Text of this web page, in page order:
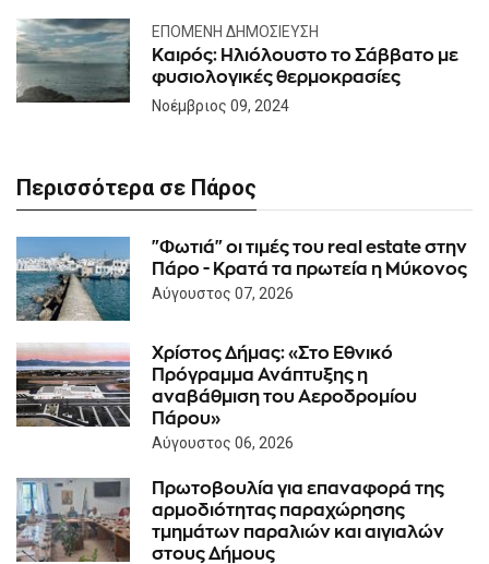
ΕΠΌΜΕΝΗ ΔΗΜΟΣΊΕΥΣΗ
Καιρός: Ηλιόλουστο το Σάββατο με
φυσιολογικές θερμοκρασίες
Νοέμβριος 09, 2024
Περισσότερα σε Πάρος
"Φωτιά" οι τιμές του real estate στην
Πάρο - Κρατά τα πρωτεία η Μύκονος
Αύγουστος 07, 2026
Χρίστος Δήμας: «Στο Εθνικό
Πρόγραμμα Ανάπτυξης η
αναβάθμιση του Αεροδρομίου
Πάρου»
Αύγουστος 06, 2026
Πρωτοβουλία για επαναφορά της
αρμοδιότητας παραχώρησης
τμημάτων παραλιών και αιγιαλών
στους Δήμους